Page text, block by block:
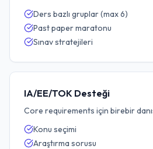
Ders bazlı gruplar (max 6)
Past paper maratonu
Sınav stratejileri
IA/EE/TOK Desteği
Core requirements için birebir
Konu seçimi
Araştırma sorusu